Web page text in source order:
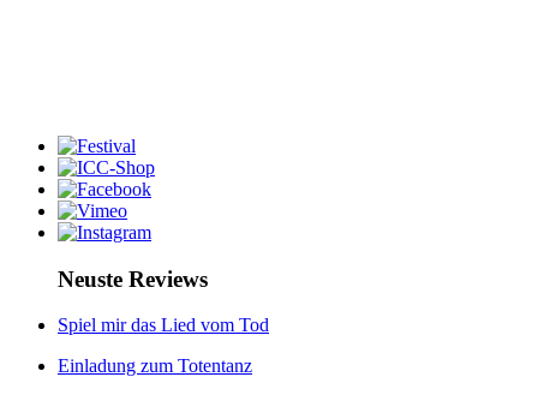
Neuste Reviews
Spiel mir das Lied vom Tod
Einladung zum Totentanz